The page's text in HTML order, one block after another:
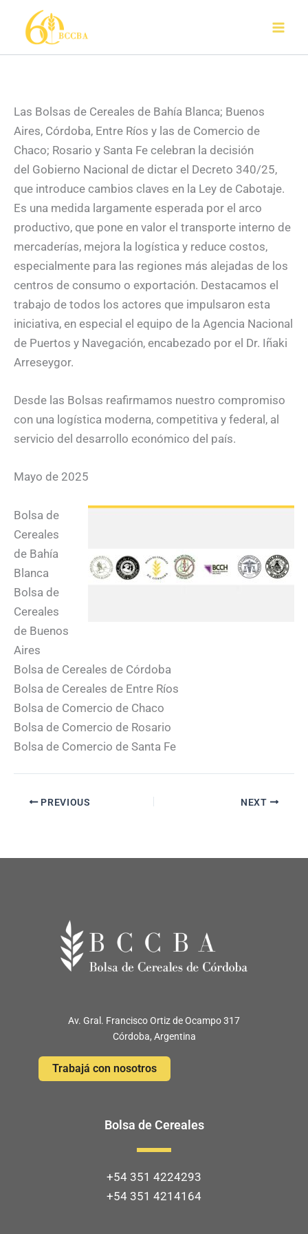
contenido
Las Bolsas de Cereales de Bahía Blanca; Buenos
Aires, Córdoba, Entre Ríos y las de Comercio de
Chaco; Rosario y Santa Fe celebran la decisión
del Gobierno Nacional de dictar el Decreto 340/25,
que introduce cambios claves en la Ley de Cabotaje.
Es una medida largamente esperada por el arco
productivo, que pone en valor el transporte interno de
mercaderías, mejora la logística y reduce costos,
especialmente para las regiones más alejadas de los
centros de consumo o exportación. Destacamos el
trabajo de todos los actores que impulsaron esta
iniciativa, en especial el equipo de la Agencia Nacional
de Puertos y Navegación, encabezado por el Dr. Iñaki
Arreseygor.
Desde las Bolsas reafirmamos nuestro compromiso
con una logística moderna, competitiva y federal, al
servicio del desarrollo económico del país.
Mayo de 2025
Bolsa de
Cereales
de Bahía
Blanca
Bolsa de
Cereales
de Buenos
Aires
Bolsa de Cereales de Córdoba
Bolsa de Cereales de Entre Ríos
Bolsa de Comercio de Chaco
Bolsa de Comercio de Rosario
Bolsa de Comercio de Santa Fe
PREVIOUS NEXT
Av. Gral. Francisco Ortiz de Ocampo 317
Córdoba, Argentina
Trabajá con nosotros
Bolsa de Cereales
+54 351 4224293
+54 351 4214164